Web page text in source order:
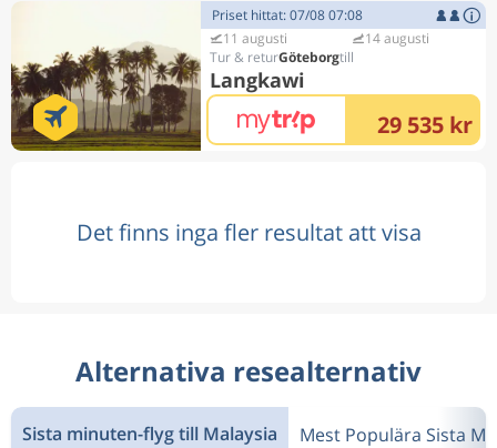
Priset hittat: 07/08 07:08
11 augusti
Göteborg
Langkawi
14 augusti
29 535 kr
Det finns inga fler resultat att visa
Alternativa resealternativ
Sista minuten-flyg till Malaysia Mest Populära Sista